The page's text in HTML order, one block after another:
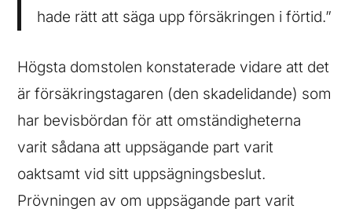
hade rätt att säga upp försäkringen i förtid.”
Högsta domstolen konstaterade vidare att det
är försäkringstagaren (den skadelidande) som
har bevisbördan för att omständigheterna
varit sådana att uppsägande part varit
oaktsamt vid sitt uppsägningsbeslut.
Prövningen av om uppsägande part varit